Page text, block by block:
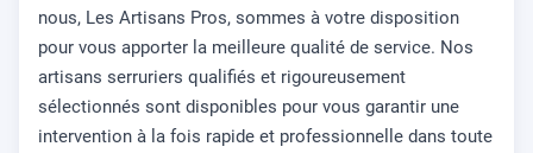
nous, Les Artisans Pros, sommes à votre disposition
pour vous apporter la meilleure qualité de service. Nos
artisans serruriers qualifiés et rigoureusement
sélectionnés sont disponibles pour vous garantir une
intervention à la fois rapide et professionnelle dans toute